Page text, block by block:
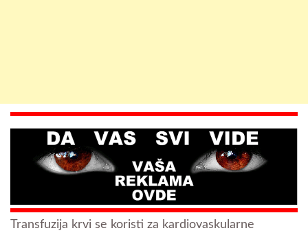
Transfuzija krvi se koristi za kardiovaskularne